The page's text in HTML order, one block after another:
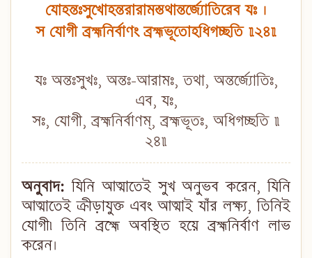
যোহন্তঃসুখোহন্তরারামস্তথান্তর্জ্যোতিরেব যঃ ।
স যোগী ব্রহ্মনির্বাণং ব্রহ্মভূতোহধিগচ্ছতি ॥২৪॥
যঃ অন্তঃসুখঃ, অন্তঃ-আরামঃ, তথা, অন্তর্জ্যোতিঃ,
এব, যঃ,
সঃ, যোগী, ব্রহ্মনির্বাণম্, ব্রহ্মভূতঃ, অধিগচ্ছতি ॥
২৪॥
অনুবাদ: যিনি আত্মাতেই সুখ অনুভব করেন, যিনি
আত্মাতেই ক্রীড়াযুক্ত এবং আত্মাই যাঁর লক্ষ্য, তিনিই
যোগী৷ তিনি ব্রহ্মে অবস্থিত হয়ে ব্রহ্মনির্বাণ লাভ
করেন।